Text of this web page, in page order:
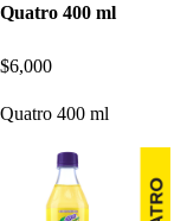
Quatro 400 ml
$6,000
Quatro 400 ml